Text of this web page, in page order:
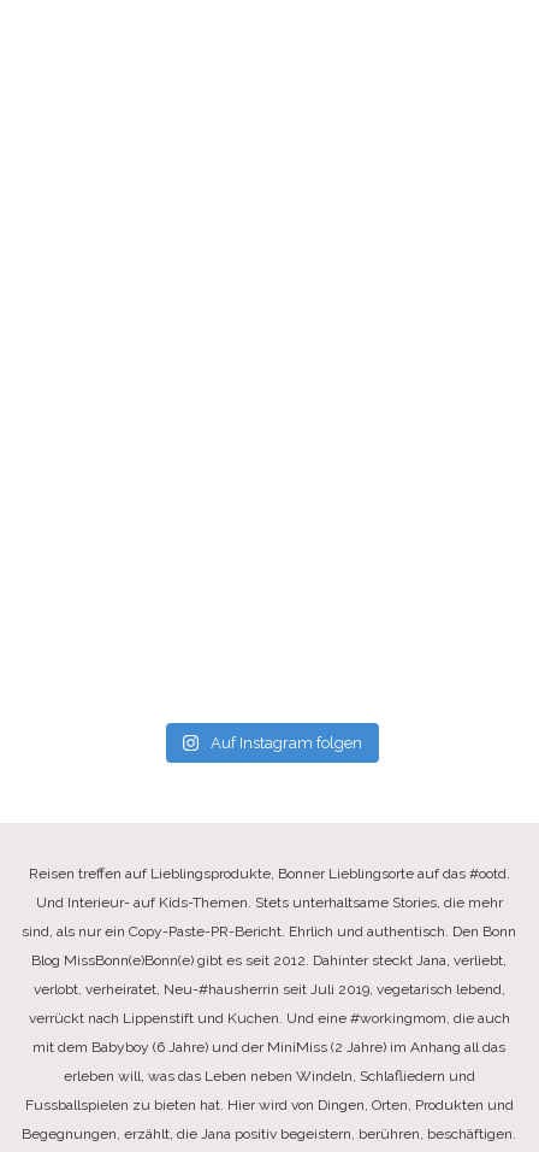
Auf Instagram folgen
Reisen treffen auf Lieblingsprodukte, Bonner Lieblingsorte auf das #ootd.
Und Interieur- auf Kids-Themen. Stets unterhaltsame Stories, die mehr
sind, als nur ein Copy-Paste-PR-Bericht. Ehrlich und authentisch. Den Bonn
Blog MissBonn(e)Bonn(e) gibt es seit 2012. Dahinter steckt Jana, verliebt,
verlobt, verheiratet, Neu-#hausherrin seit Juli 2019, vegetarisch lebend,
verrückt nach Lippenstift und Kuchen. Und eine #workingmom, die auch
mit dem Babyboy (6 Jahre) und der MiniMiss (2 Jahre) im Anhang all das
erleben will, was das Leben neben Windeln, Schlafliedern und
Fussballspielen zu bieten hat. Hier wird von Dingen, Orten, Produkten und
Begegnungen, erzählt, die Jana positiv begeistern, berühren, beschäftigen.